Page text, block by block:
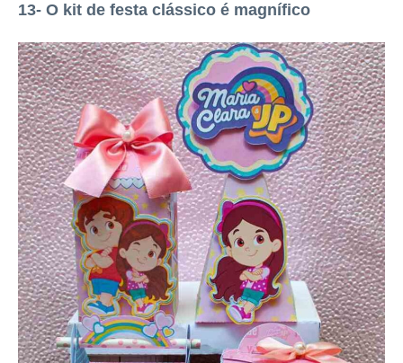
13- O kit de festa clássico é magnífico